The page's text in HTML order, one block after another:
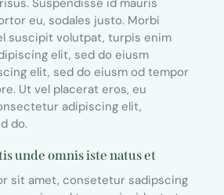
eu, sodales justo. Morbi
suscipit volutpat, turpis enim
elit, sed do eiusm
elit, sed do eiusm od tempor
Ut vel placerat eros, eu
adipiscing elit,
do.
unde omnis iste natus et
sit amet, consetetur sadipscing